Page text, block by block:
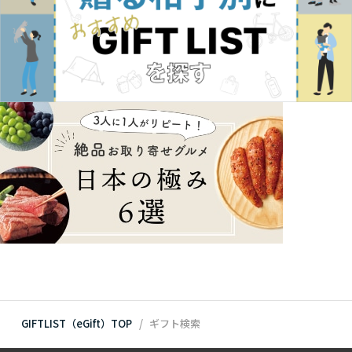
GIFTLIST（eGift）TOP ギフト検索